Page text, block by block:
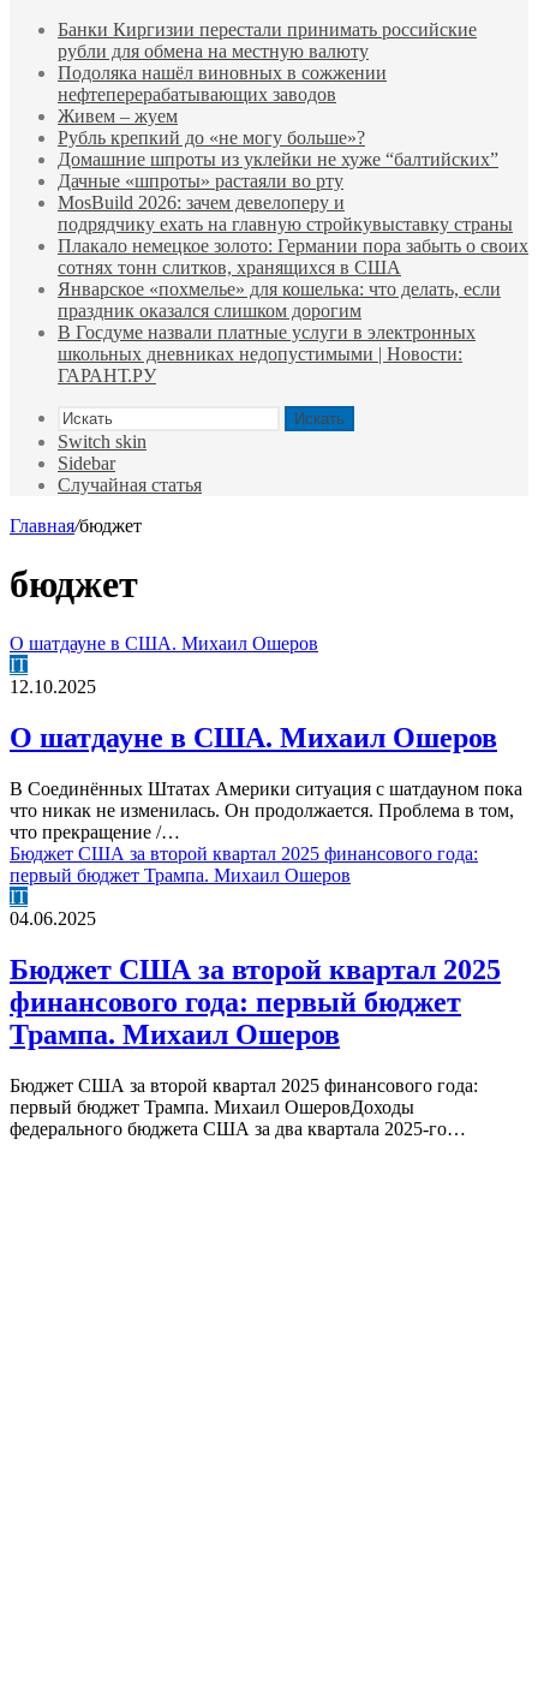
Банки Киргизии перестали принимать российские
рубли для обмена на местную валюту
Подоляка нашёл виновных в сожжении
нефтеперерабатывающих заводов
Живем – жуем
Рубль крепкий до «не могу больше»?
Домашние шпроты из уклейки не хуже “балтийских”
Дачные «шпроты» растаяли во рту
MosBuild 2026: зачем девелоперу и
подрядчиĸу ехать на главную стройĸувыставĸу страны
Плакало немецкое золото: Германии пора забыть о своих
сотнях тонн слитков, хранящихся в США
Январское «похмелье» для кошелька: что делать, если
праздник оказался слишком дорогим
В Госдуме назвали платные услуги в электронных
школьных дневниках недопустимыми | Новости:
ГАРАНТ.РУ
Искать
Switch skin
Sidebar
Случайная статья
Главная/бюджет
бюджет
О шатдауне в США. Михаил Ошеров
IT
12.10.2025
О шатдауне в США. Михаил Ошеров
В Соединённых Штатах Америки ситуация с шатдауном пока
что никак не изменилась. Он продолжается. Проблема в том,
что прекращение /…
Бюджет США за второй квартал 2025 финансового года:
первый бюджет Трампа. Михаил Ошеров
IT
04.06.2025
Бюджет США за второй квартал 2025
финансового года: первый бюджет
Трампа. Михаил Ошеров
Бюджет США за второй квартал 2025 финансового года:
первый бюджет Трампа. Михаил ОшеровДоходы
федерального бюджета США за два квартала 2025-го…